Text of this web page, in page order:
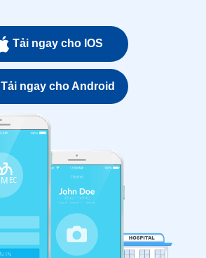
Tải ngay cho IOS
Tải ngay cho Android